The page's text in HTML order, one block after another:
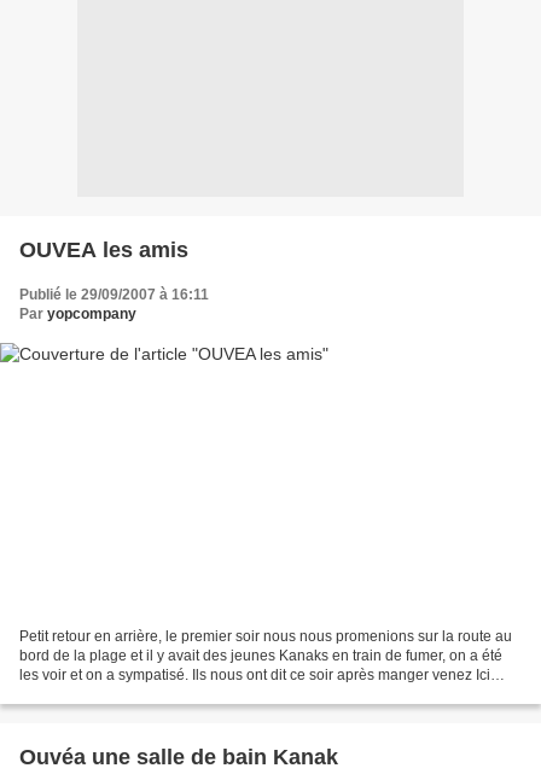
OUVEA les amis
Publié le 29/09/2007 à 16:11
Par yopcompany
Petit retour en arrière, le premier soir nous nous promenions sur la route au
bord de la plage et il y avait des jeunes Kanaks en train de fumer, on a été
les voir et on a sympatisé. Ils nous ont dit ce soir après manger venez Ici
Ouvéa une salle de bain Kanak